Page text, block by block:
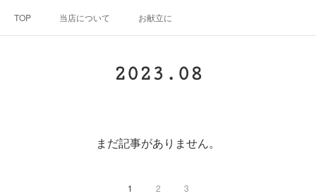
TOP 当店について お献立に
2023 . 08
まだ記事がありません。
1 2 3